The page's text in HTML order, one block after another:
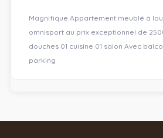
Magnifique Appartement meublé à
omnisport au prix exceptionnel de
douches 01 cuisine 01 salon Avec
parking